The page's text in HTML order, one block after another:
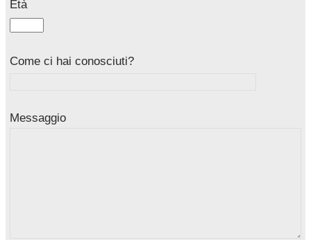
Età
Come ci hai conosciuti?
Messaggio